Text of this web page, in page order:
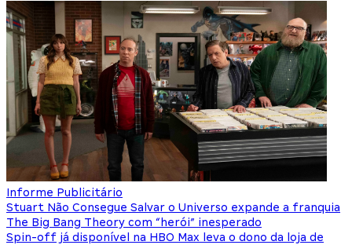
Informe Publicitário
Stuart Não Consegue Salvar o Universo expande a franquia
The Big Bang Theory com “herói” inesperado
Spin-off já disponível na HBO Max leva o dono da loja de